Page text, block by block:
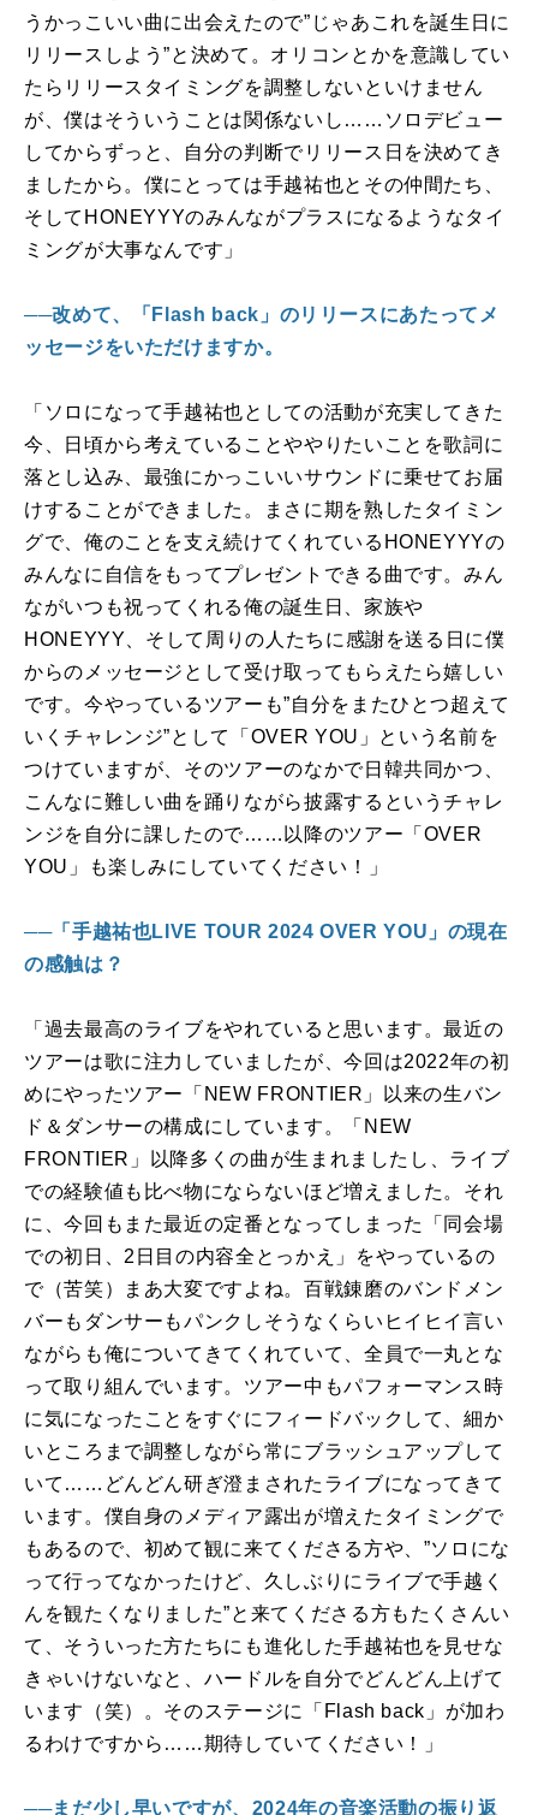
うかっこいい曲に出会えたので”じゃあこれを誕生日に
リリースしよう”と決めて。オリコンとかを意識してい
たらリリースタイミングを調整しないといけません
が、僕はそういうことは関係ないし……ソロデビュー
してからずっと、自分の判断でリリース日を決めてき
ましたから。僕にとっては手越祐也とその仲間たち、
そして HONEYYYのみんながプラスになるようなタイ
ミングが大事なんです」
──改めて、「Flash back」のリリースにあたってメ
ッセージをいただけますか。
「ソロになって手越祐也としての活動が充実してきた
今、日頃から考えていることややりたいことを歌詞に
落とし込み、最強にかっこいいサウンドに乗せてお届
けすることができました。まさに期を熟したタイミン
グで、俺のことを支え続けてくれている HONEYYYの
みんなに自信をもってプレゼントできる曲です。みん
ながいつも祝ってくれる俺の誕生日、家族や
HONEYYY 、そして周りの人たちに感謝を送る日に僕
からのメッセージとして受け取ってもらえたら嬉しい
です。今やっているツアーも”自分をまたひとつ超えて
いくチャレンジ”として「 OVER YOU 」という名前を
つけていますが、そのツアーのなかで日韓共同かつ、
こんなに難しい曲を踊りながら披露するというチャレ
ンジを自分に課したので……以降のツアー「 OVER
YOU 」も楽しみにしていてください！」
──「手越祐也LIVE TOUR 2024 OVER YOU」の現在
の感触は？
「過去最高のライブをやれていると思います。最近の
ツアーは歌に注力していましたが、今回は2022年の初
めにやったツアー「 NEW FRONTIER 」以来の生バン
ド＆ダンサーの構成にしています。「 NEW
FRONTIER 」以降多くの曲が生まれましたし、ライブ
での経験値も比べ物にならないほど増えました。それ
に、今回もまた最近の定番となってしまった「同会場
での初日、 2 日目の内容全とっかえ」をやっているの
で（苦笑）まあ大変ですよね。百戦錬磨のバンドメン
バーもダンサーもパンクしそうなくらいヒイヒイ言い
ながらも俺についてきてくれていて、全員で一丸とな
って取り組んでいます。ツアー中もパフォーマンス時
に気になったことをすぐにフィードバックして、細か
いところまで調整しながら常にブラッシュアップして
いて……どんどん研ぎ澄まされたライブになってきて
います。僕自身のメディア露出が増えたタイミングで
もあるので、初めて観に来てくださる方や、”ソロにな
って行ってなかったけど、久しぶりにライブで手越く
んを観たくなりました”と来てくださる方もたくさんい
て、そういった方たちにも進化した手越祐也を見せな
きゃいけないなと、ハードルを自分でどんどん上げて
います（笑）。そのステージに「 Flash back 」が加わ
るわけですから……期待していてください！」
──まだ少し早いですが、2024年の音楽活動の振り返